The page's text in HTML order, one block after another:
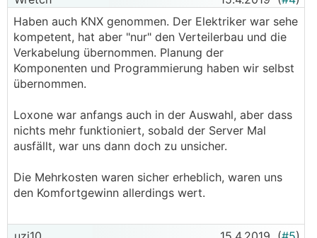
Haben auch KNX genommen. Der Elektriker war sehe
kompetent, hat aber "nur" den Verteilerbau und die
Verkabelung übernommen. Planung der
Komponenten und Programmierung haben wir selbst
übernommen.
Loxone war anfangs auch in der Auswahl, aber dass
nichts mehr funktioniert, sobald der Server Mal
ausfällt, war uns dann doch zu unsicher.
Die Mehrkosten waren sicher erheblich, waren uns
den Komfortgewinn allerdings wert.